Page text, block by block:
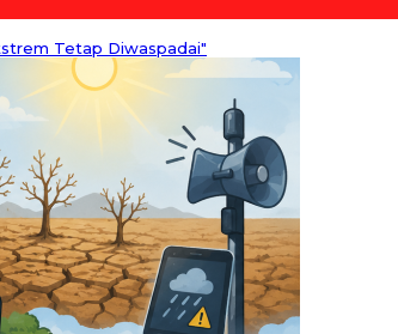
Tetap Diwaspadai"